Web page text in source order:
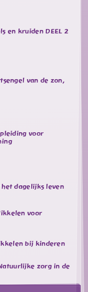
en kruiden DEEL 2
van de zon,
voor
dagelijks leven
voor
bij kinderen
zorg in de